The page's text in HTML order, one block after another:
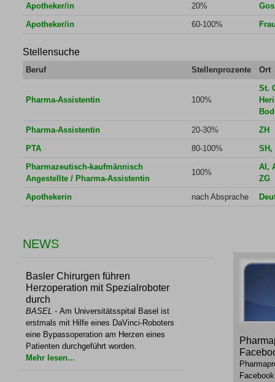
Apotheker/in
20%
Apotheker/in
60-100%
Stellensuche
Beruf Stellenprozente Ort
Pharma-Assistentin 100%
St.
Pharma-Assistentin
20-30%
ZH
PTA
80-100%
SH,
Pharmazeutisch-kaufmännisch
Angestellte / Pharma-Assistentin
100%
AI,
ZG
Apothekerin
nach Absprache
NEWS
Basler Chirurgen führen
Herzoperation mit Spezialroboter
durch
BASEL - Am Universitätsspital Basel ist
erstmals mit Hilfe eines DaVinci-Roboters
eine Bypassoperation am Herzen eines
Patienten durchgeführt worden.
Mehr lesen...